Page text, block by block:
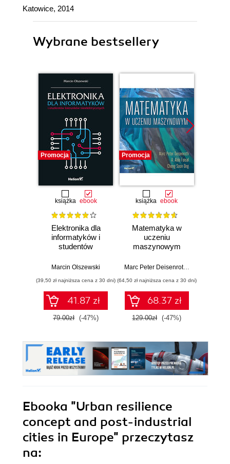
Katowice, 2014
Wybrane bestsellery
Promocja
książka ebook
Elektronika dla
informatyków i
studentów
nieelektrycznych
Marcin Olszewski
(39,50 zł najniższa cena z 30 dni)
41.87 zł
79.00zł (-47%)
Promocja
książka ebook
Matematyka w
uczeniu
maszynowym
Marc Peter Deisenroth
,
(64,50 zł najniższa cena z 30 dni)
68.37 zł
129.00zł (-47%)
Ebooka "Urban resilience
concept and post-industrial
cities in Europe" przeczytasz
na: